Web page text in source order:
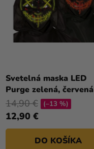
Svetelná maska LED
Purge zelená, červená
12,90 €
14,90 € (–13 %)
DO KOŠÍKA